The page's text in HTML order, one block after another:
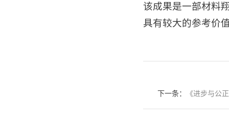
该成果是一部材料
具有较大的参考价
下一条： 《进步与公